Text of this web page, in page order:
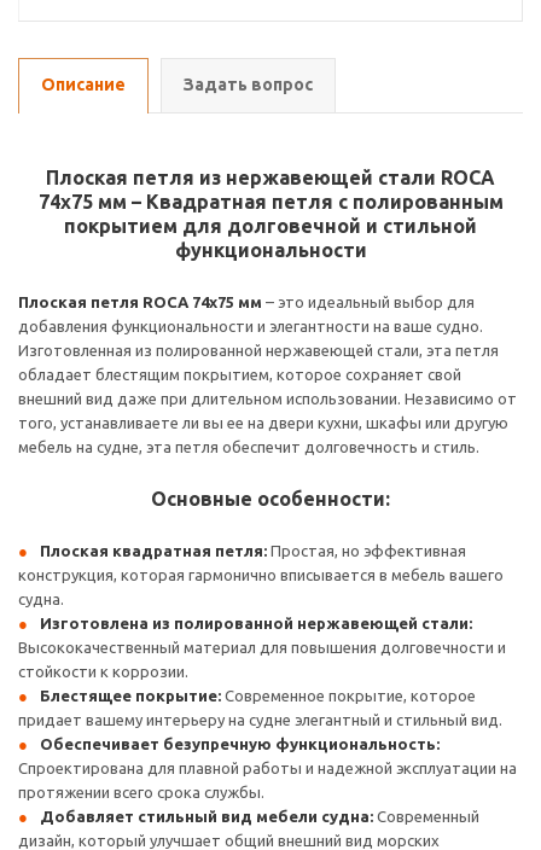
Описание Задать вопрос
Плоская петля из нержавеющей стали ROCA
74x75 мм – Квадратная петля с полированным
покрытием для долговечной и стильной
функциональности
Плоская петля ROCA 74x75 мм – это идеальный выбор для
добавления функциональности и элегантности на ваше судно.
Изготовленная из полированной нержавеющей стали, эта петля
обладает блестящим покрытием, которое сохраняет свой
внешний вид даже при длительном использовании. Независимо от
того, устанавливаете ли вы ее на двери кухни, шкафы или другую
мебель на судне, эта петля обеспечит долговечность и стиль.
Основные особенности:
Плоская квадратная петля: Простая, но эффективная
конструкция, которая гармонично вписывается в мебель вашего
судна.
Изготовлена из полированной нержавеющей стали:
Высококачественный материал для повышения долговечности и
стойкости к коррозии.
Блестящее покрытие: Современное покрытие, которое
придает вашему интерьеру на судне элегантный и стильный вид.
Обеспечивает безупречную функциональность:
Спроектирована для плавной работы и надежной эксплуатации на
протяжении всего срока службы.
Добавляет стильный вид мебели судна: Современный
дизайн, который улучшает общий внешний вид морских